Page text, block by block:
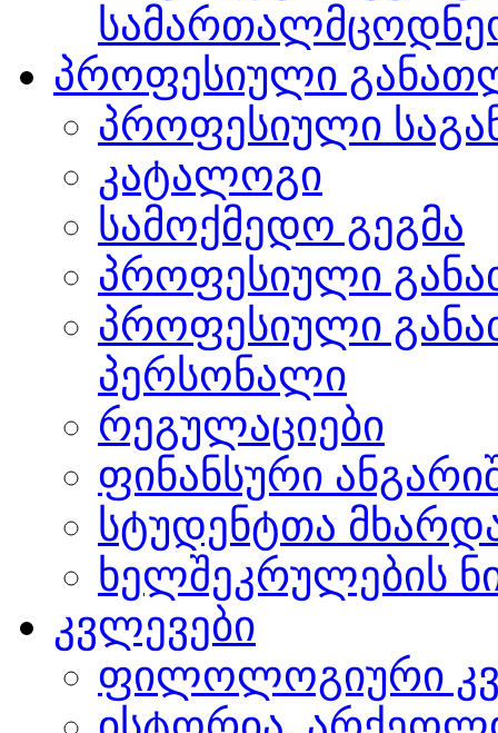
პროფესიული
პროფესიული
კატალოგი
სამოქმედო გეგმა
პროფესიული
პროფესიული
პერსონალი
რეგულაციები
ფინანსური
სტუდენტთა
ხელშეკრულების
კვლევები
ფილოლოგიური